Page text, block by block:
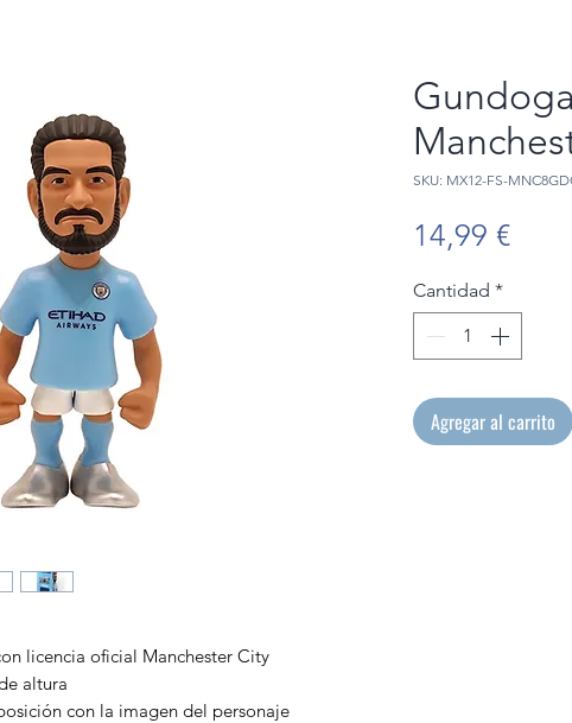
licencia oficial Manchester City
altura
con la imagen del personaje
SKU: MX12-FS-
14,99 €
Cantidad *
Agregar al carrito